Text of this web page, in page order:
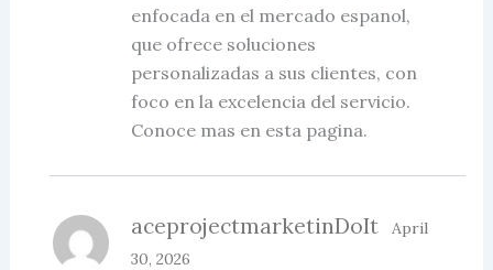
enfocada en el mercado espanol,
que ofrece soluciones
personalizadas a sus clientes, con
foco en la excelencia del servicio.
Conoce mas en esta pagina.
aceprojectmarketinDoIt
April
30, 2026